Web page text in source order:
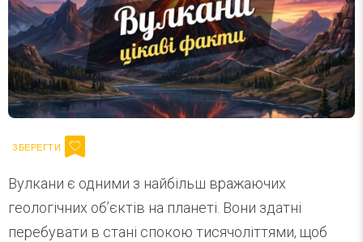
Вулкани є одними з найбільш вражаючих
геологічних об’єктів на планеті. Вони здатні
перебувати в стані спокою тисячоліттями, щоб